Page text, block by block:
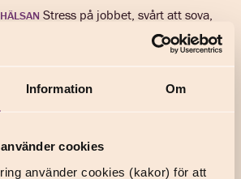
Information Om
cookies
använder cookies (kakor) för att
Stress på jobbet, svårt att sova,
Det finns hjälp att få. Köper du vår
tillgång till en hälsoförsäkring som ger